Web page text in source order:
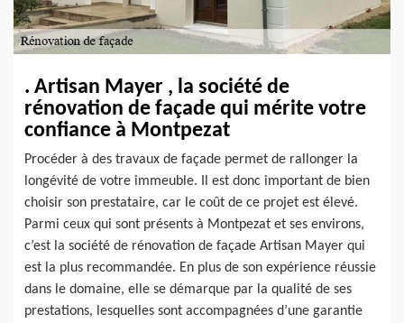
. Artisan Mayer , la société de
rénovation de façade qui mérite votre
confiance à Montpezat
Procéder à des travaux de façade permet de rallonger la
longévité de votre immeuble. Il est donc important de bien
choisir son prestataire, car le coût de ce projet est élevé.
Parmi ceux qui sont présents à Montpezat et ses environs,
c’est la société de rénovation de façade Artisan Mayer qui
est la plus recommandée. En plus de son expérience réussie
dans le domaine, elle se démarque par la qualité de ses
prestations, lesquelles sont accompagnées d’une garantie